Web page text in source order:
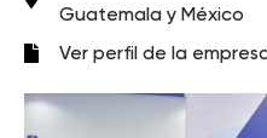
Guatemala y México
Ver perfil de la